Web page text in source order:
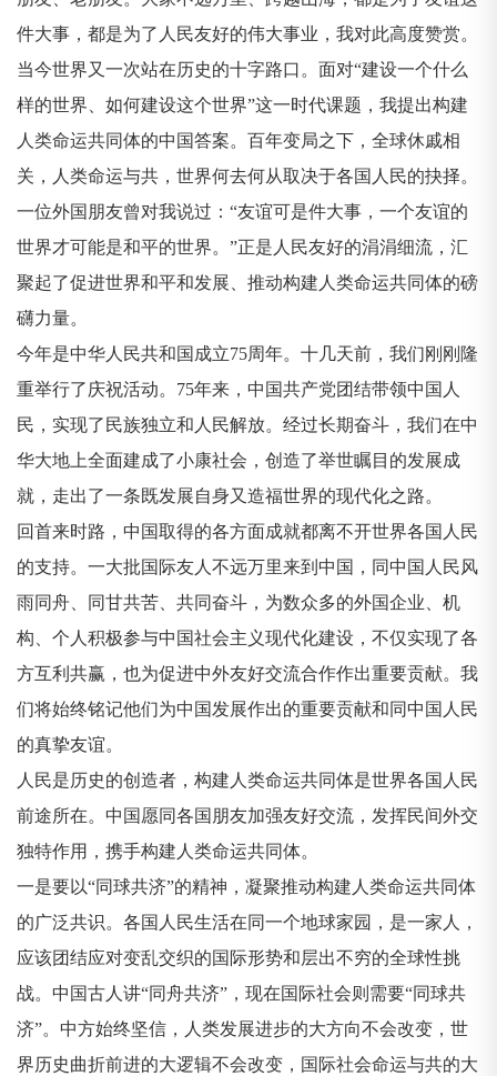
件大事，都是为了人民友好的伟大事业，我对此高度赞赏。
当今世界又一次站在历史的十字路口。面对“建设一个什么
样的世界、如何建设这个世界”这一时代课题，我提出构建
人类命运共同体的中国答案。百年变局之下，全球休戚相
关，人类命运与共，世界何去何从取决于各国人民的抉择。
一位外国朋友曾对我说过：“友谊可是件大事，一个友谊的
世界才可能是和平的世界。”正是人民友好的涓涓细流，汇
聚起了促进世界和平和发展、推动构建人类命运共同体的磅
礴力量。
今年是中华人民共和国成立75周年。十几天前，我们刚刚隆
重举行了庆祝活动。75年来，中国共产党团结带领中国人
民，实现了民族独立和人民解放。经过长期奋斗，我们在中
华大地上全面建成了小康社会，创造了举世瞩目的发展成
就，走出了一条既发展自身又造福世界的现代化之路。
回首来时路，中国取得的各方面成就都离不开世界各国人民
的支持。一大批国际友人不远万里来到中国，同中国人民风
雨同舟、同甘共苦、共同奋斗，为数众多的外国企业、机
构、个人积极参与中国社会主义现代化建设，不仅实现了各
方互利共赢，也为促进中外友好交流合作作出重要贡献。我
们将始终铭记他们为中国发展作出的重要贡献和同中国人民
的真挚友谊。
人民是历史的创造者，构建人类命运共同体是世界各国人民
前途所在。中国愿同各国朋友加强友好交流，发挥民间外交
独特作用，携手构建人类命运共同体。
一是要以“同球共济”的精神，凝聚推动构建人类命运共同体
的广泛共识。各国人民生活在同一个地球家园，是一家人，
应该团结应对变乱交织的国际形势和层出不穷的全球性挑
战。中国古人讲“同舟共济”，现在国际社会则需要“同球共
济”。中方始终坚信，人类发展进步的大方向不会改变，世
界历史曲折前进的大逻辑不会改变，国际社会命运与共的大